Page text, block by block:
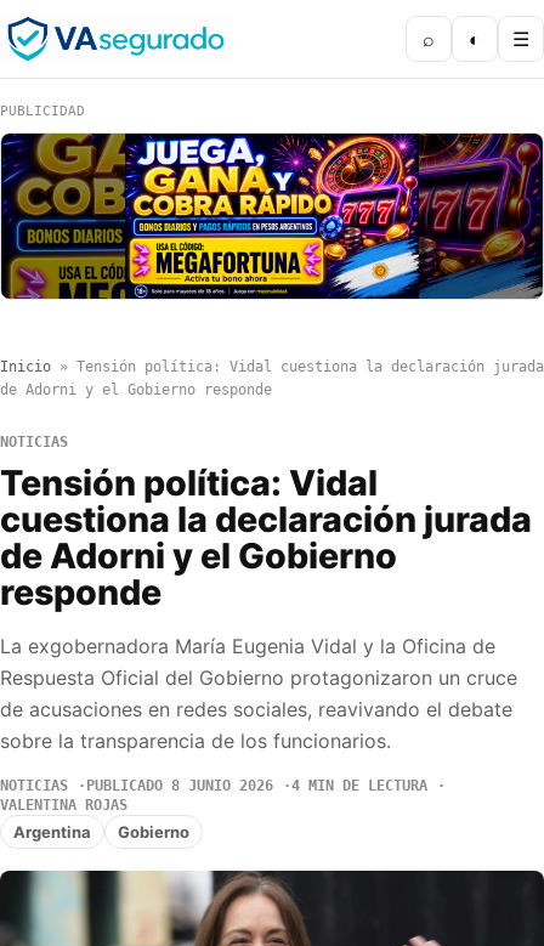
⌕ ◐ ☰
PUBLICIDAD
Inicio » Tensión política: Vidal cuestiona la declaración jurada
de Adorni y el Gobierno responde
NOTICIAS
Tensión política: Vidal
cuestiona la declaración jurada
de Adorni y el Gobierno
responde
La exgobernadora María Eugenia Vidal y la Oficina de
Respuesta Oficial del Gobierno protagonizaron un cruce
de acusaciones en redes sociales, reavivando el debate
sobre la transparencia de los funcionarios.
NOTICIAS PUBLICADO 8 JUNIO 2026
4 MIN DE LECTURA
VALENTINA ROJAS
Argentina Gobierno